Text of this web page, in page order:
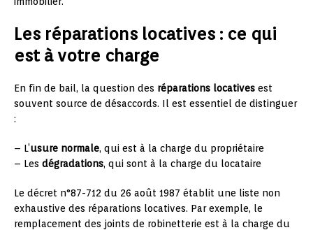
Les réparations locatives : ce qui
est à votre charge
En fin de bail, la question des réparations locatives est
souvent source de désaccords. Il est essentiel de distinguer
:
– L’usure normale, qui est à la charge du propriétaire
– Les dégradations, qui sont à la charge du locataire
Le décret n°87-712 du 26 août 1987 établit une liste non
exhaustive des réparations locatives. Par exemple, le
remplacement des joints de robinetterie est à la charge du